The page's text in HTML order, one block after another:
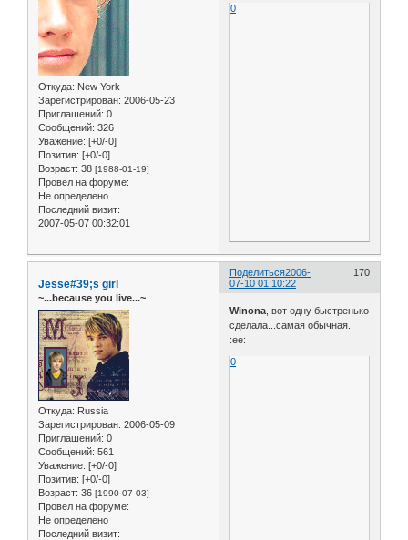
Откуда: New York
Зарегистрирован: 2006-05-23
Приглашений: 0
Сообщений: 326
Уважение: [+0/-0]
Позитив: [+0/-0]
Возраст: 38 [1988-01-19]
Провел на форуме:
Не определено
Последний визит:
2007-05-07 00:32:01
0
Поделиться 170
2006-
07-10 01:10:22
Jesse#39;s girl
~...because you live...~
Откуда: Russia
Зарегистрирован: 2006-05-09
Приглашений: 0
Сообщений: 561
Уважение: [+0/-0]
Позитив: [+0/-0]
Возраст: 36 [1990-07-03]
Провел на форуме:
Не определено
Последний визит:
Winona , вот одну быстренько
сделала...самая обычная..
:ee:
0